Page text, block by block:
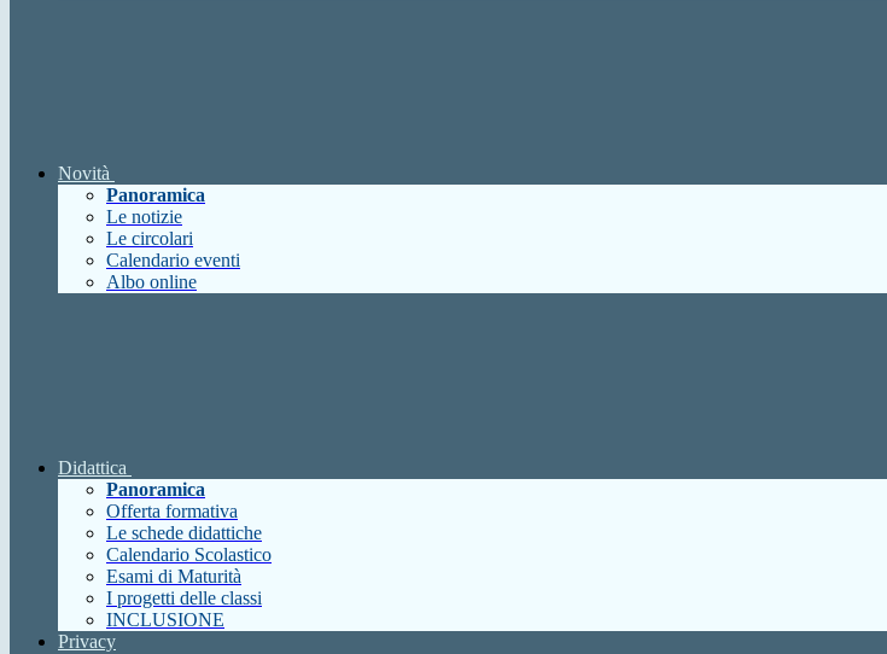
Novità
Panoramica
Le notizie
Le circolari
Calendario eventi
Albo online
Didattica
Panoramica
Offerta formativa
Le schede didattiche
Calendario Scolastico
Esami di Maturità
I progetti delle classi
INCLUSIONE
Privacy